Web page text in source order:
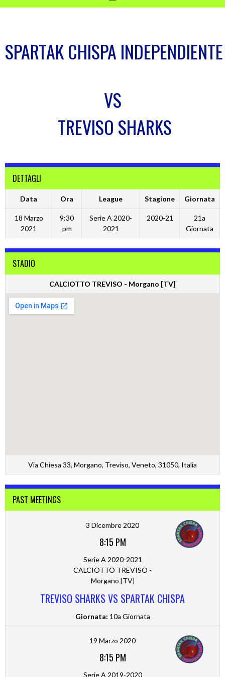
SPARTAK CHISPA INDEPENDIENTE
VS
TREVISO SHARKS
DETTAGLI
Data Ora League Stagione Giornata
18 Marzo
2021
9:30
pm
Serie A 2020-
2021
2020-21
21a
Giornata
STADIO
CALCIOTTO TREVISO - Morgano [TV]
Via Chiesa 33, Morgano, Treviso, Veneto, 31050, Italia
PAST MEETINGS
3 Dicembre 2020
8:15 PM
Serie A 2020-2021
CALCIOTTO TREVISO -
Morgano [TV]
TREVISO SHARKS VS SPARTAK CHISPA
Giornata: 10a Giornata
19 Marzo 2020
8:15 PM
Serie A 2019-2020